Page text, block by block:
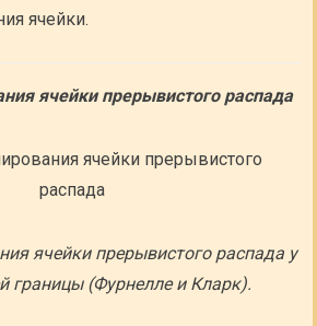
ячейки.
ячейки прерывистого распада
ячейки прерывистого распада у
границы (Фурнелле и Кларк).